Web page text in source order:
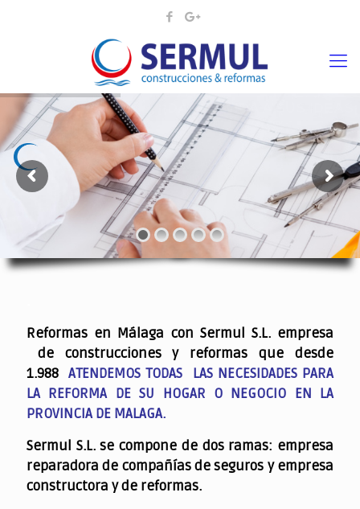
¡¡DAMOS VIDA A SUS
Reformas en Málaga con Sermul S.L. empresa
de construcciones y reformas que desde
1.988ATENDEMOS TODAS LAS NECESIDADES PARA
LA REFORMA DE SU HOGAR O NEGOCIO EN LA
PROVINCIA DE MALAGA.
Sermul S.L. se compone de dos ramas: empresa
reparadora de compañías de seguros y empresa
constructora y de reformas.